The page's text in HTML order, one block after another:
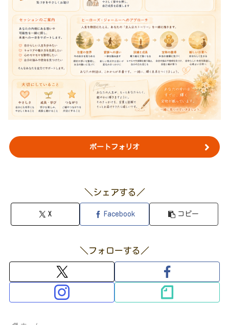
ポートフォリオ
＼シェアする／
X Facebook コピー
＼フォローする／